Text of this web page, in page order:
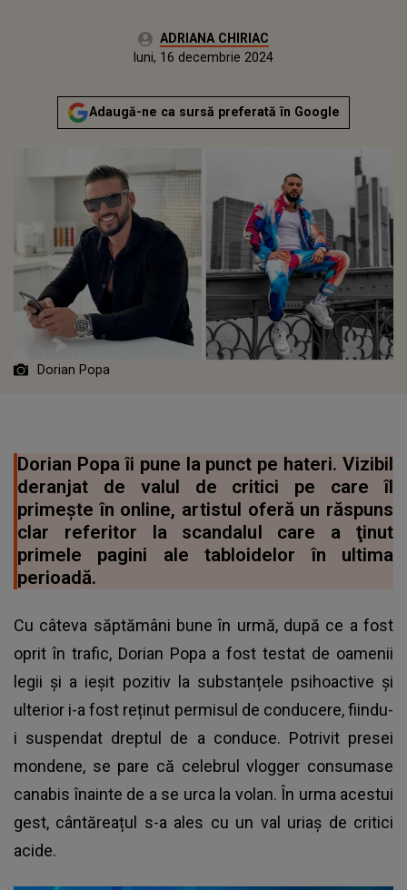
Autor:ADRIANA CHIRIAC
sâmbătă, 16 decembrie 2023
Actualizat:
luni, 16 decembrie 2024
Adaugă-ne ca sursă preferată în Google
Dorian Popa
Dorian Popa îi pune la punct pe hateri. Vizibil
deranjat de valul de critici pe care îl
primește în online, artistul oferă un răspuns
clar referitor la scandalul care a ţinut
primele pagini ale tabloidelor în ultima
perioadă.
Cu câteva săptămâni bune în urmă, după ce a fost
oprit în trafic, Dorian Popa a fost testat de oamenii
legii și a ieșit pozitiv la substanțele psihoactive și
ulterior i-a fost reținut permisul de conducere, fiindu-
i suspendat dreptul de a conduce. Potrivit presei
mondene, se pare că celebrul vlogger consumase
canabis înainte de a se urca la volan. În urma acestui
gest, cântăreațul s-a ales cu un val uriaș de critici
acide.